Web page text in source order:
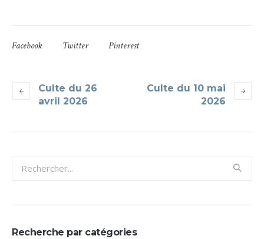
Facebook Twitter Pinterest
Culte du 26
avril 2026
Culte du 10 mai
2026
Recherche par catégories